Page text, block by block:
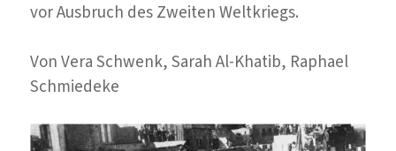
vor Ausbruch des Zweiten Weltkriegs.
Von Vera Schwenk, Sarah Al-Khatib, Raphael
Schmiedeke